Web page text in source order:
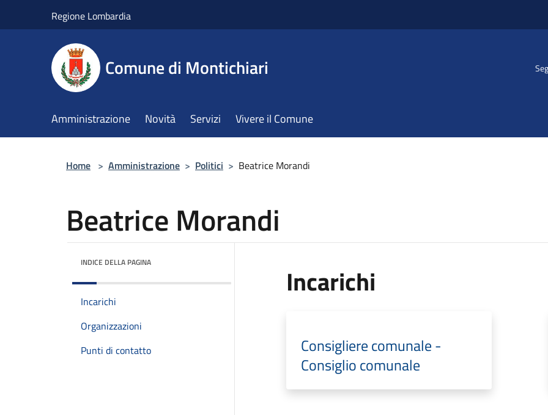
Regione Lombardia
Comune di Montichiari
Amministrazione Novità Servizi Vivere il Comune
Home > Amministrazione > Politici > Beatrice Morandi
Beatrice Morandi
INDICE DELLA PAGINA
Incarichi
Organizzazioni
Punti di contatto
Incarichi
Consigliere comunale -
Consiglio comunale